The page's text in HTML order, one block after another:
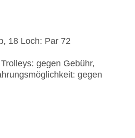
18 Loch: Par 72
gegen Gebühr,
gegen